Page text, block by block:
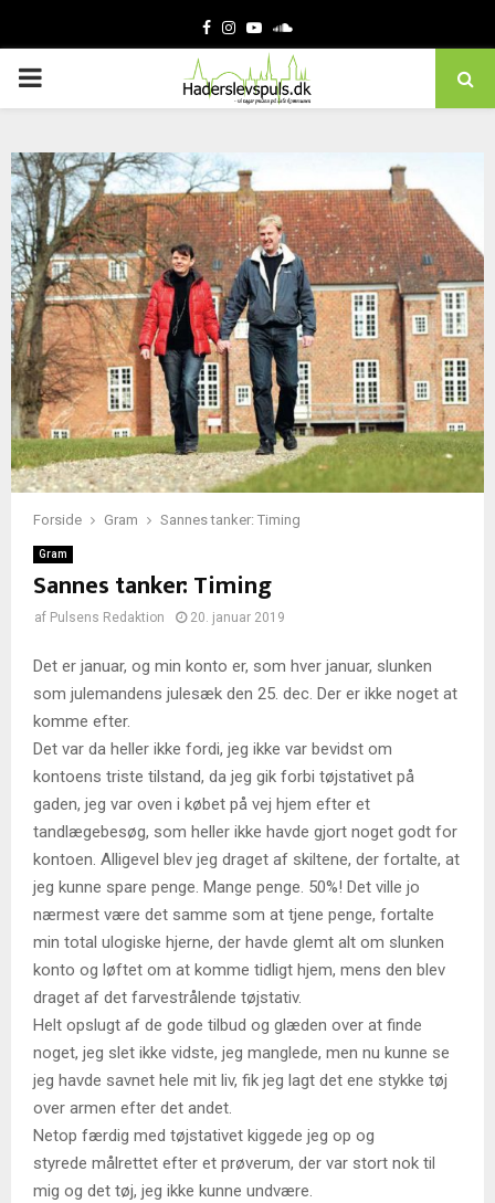
Facebook
Instagram
YoutubeSoundcloud
PRIMARY
Forside Gram Sannes tanker: Timing
Gram
Sannes tanker: Timing
af Pulsens Redaktion 20. januar 2019
Det er januar, og min konto er, som hver januar, slunken
som julemandens julesæk den 25. dec. Der er ikke noget at
komme efter.
Det var da heller ikke fordi, jeg ikke var bevidst om
kontoens triste tilstand, da jeg gik forbi tøjstativet på
gaden, jeg var oven i købet på vej hjem efter et
tandlægebesøg, som heller ikke havde gjort noget godt for
kontoen. Alligevel blev jeg draget af skiltene, der fortalte, at
jeg kunne spare penge. Mange penge. 50%! Det ville jo
nærmest være det samme som at tjene penge, fortalte
min total ulogiske hjerne, der havde glemt alt om slunken
konto og løftet om at komme tidligt hjem, mens den blev
draget af det farvestrålende tøjstativ.
Helt opslugt af de gode tilbud og glæden over at finde
noget, jeg slet ikke vidste, jeg manglede, men nu kunne se
jeg havde savnet hele mit liv, fik jeg lagt det ene stykke tøj
over armen efter det andet.
Netop færdig med tøjstativet kiggede jeg op og
styrede målrettet efter et prøverum, der var stort nok til
mig og det tøj, jeg ikke kunne undvære.